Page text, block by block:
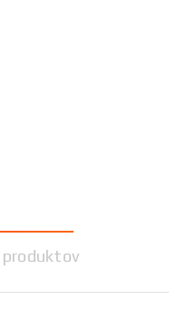
produktov